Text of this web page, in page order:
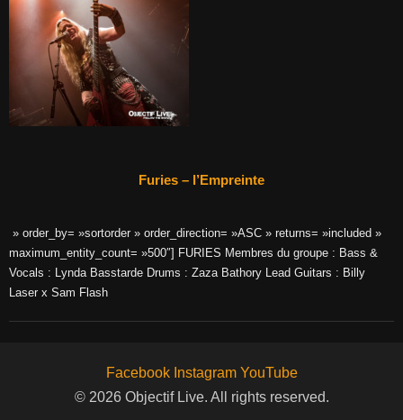
Furies – l’Empreinte
» order_by= »sortorder » order_direction= »ASC » returns= »included »
maximum_entity_count= »500″] FURIES Membres du groupe : Bass &
Vocals : Lynda Basstarde Drums : Zaza Bathory Lead Guitars : Billy
Laser x Sam Flash
Facebook Instagram YouTube
© 2026 Objectif Live. All rights reserved.